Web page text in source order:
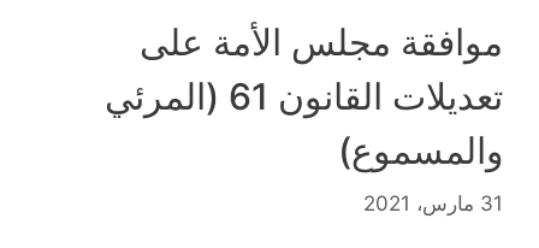
موافقة مجلس الأمة على
تعديلات القانون 61 (المرئي
والمسموع)
31 مارس، 2021